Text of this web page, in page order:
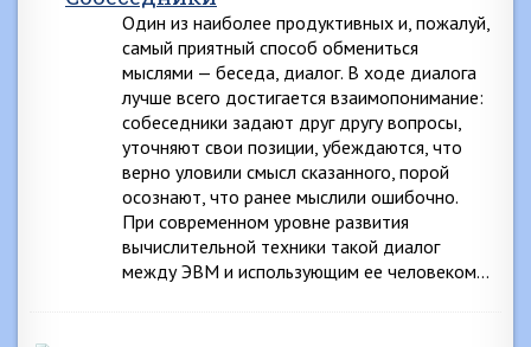
Один из наиболее продуктивных и, пожалуй,
самый приятный способ обмениться
мыслями — беседа, диалог. В ходе диалога
лучше всего достигается взаимопонимание:
собеседники задают друг другу вопросы,
уточняют свои позиции, убеждаются, что
верно уловили смысл сказанного, порой
осознают, что ранее мыслили ошибочно.
При современном уровне развития
вычислительной техники такой диалог
между ЭВМ и использующим ее человеком…